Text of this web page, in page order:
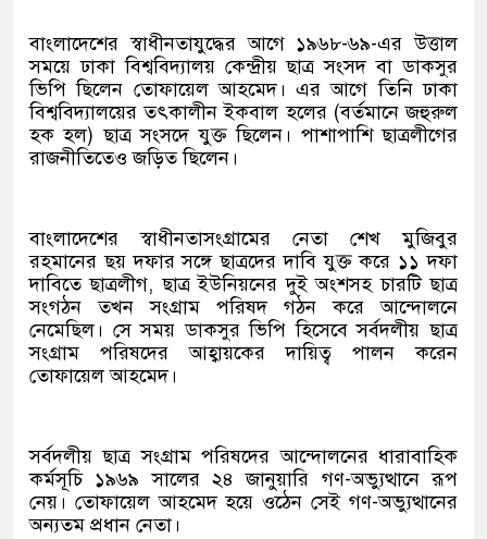
বাংলাদেশের স্বাধীনতাযুদ্ধের আগে ১৯৬৮-৬৯-এর উত্তাল
সময়ে ঢাকা বিশ্ববিদ্যালয় কেন্দ্রীয় ছাত্র সংসদ বা ডাকসুর
ভিপি ছিলেন তোফায়েল আহমেদ। এর আগে তিনি ঢাকা
বিশ্ববিদ্যালয়ের তৎকালীন ইকবাল হলের (বর্তমানে জহুরুল
হক হল) ছাত্র সংসদে যুক্ত ছিলেন। পাশাপাশি ছাত্রলীগের
রাজনীতিতেও জড়িত ছিলেন।
বাংলাদেশের স্বাধীনতাসংগ্রামের নেতা শেখ মুজিবুর
রহমানের ছয় দফার সঙ্গে ছাত্রদের দাবি যুক্ত করে ১১ দফা
দাবিতে ছাত্রলীগ, ছাত্র ইউনিয়নের দুই অংশসহ চারটি ছাত্র
সংগঠন তখন সংগ্রাম পরিষদ গঠন করে আন্দোলনে
নেমেছিল। সে সময় ডাকসুর ভিপি হিসেবে সর্বদলীয় ছাত্র
সংগ্রাম পরিষদের আহ্বায়কের দায়িত্ব পালন করেন
তোফায়েল আহমেদ।
সর্বদলীয় ছাত্র সংগ্রাম পরিষদের আন্দোলনের ধারাবাহিক
কর্মসূচি ১৯৬৯ সালের ২৪ জানুয়ারি গণ-অভ্যুত্থানে রূপ
নেয়। তোফায়েল আহমেদ হয়ে ওঠেন সেই গণ-অভ্যুত্থানের
অন্যতম প্রধান নেতা।